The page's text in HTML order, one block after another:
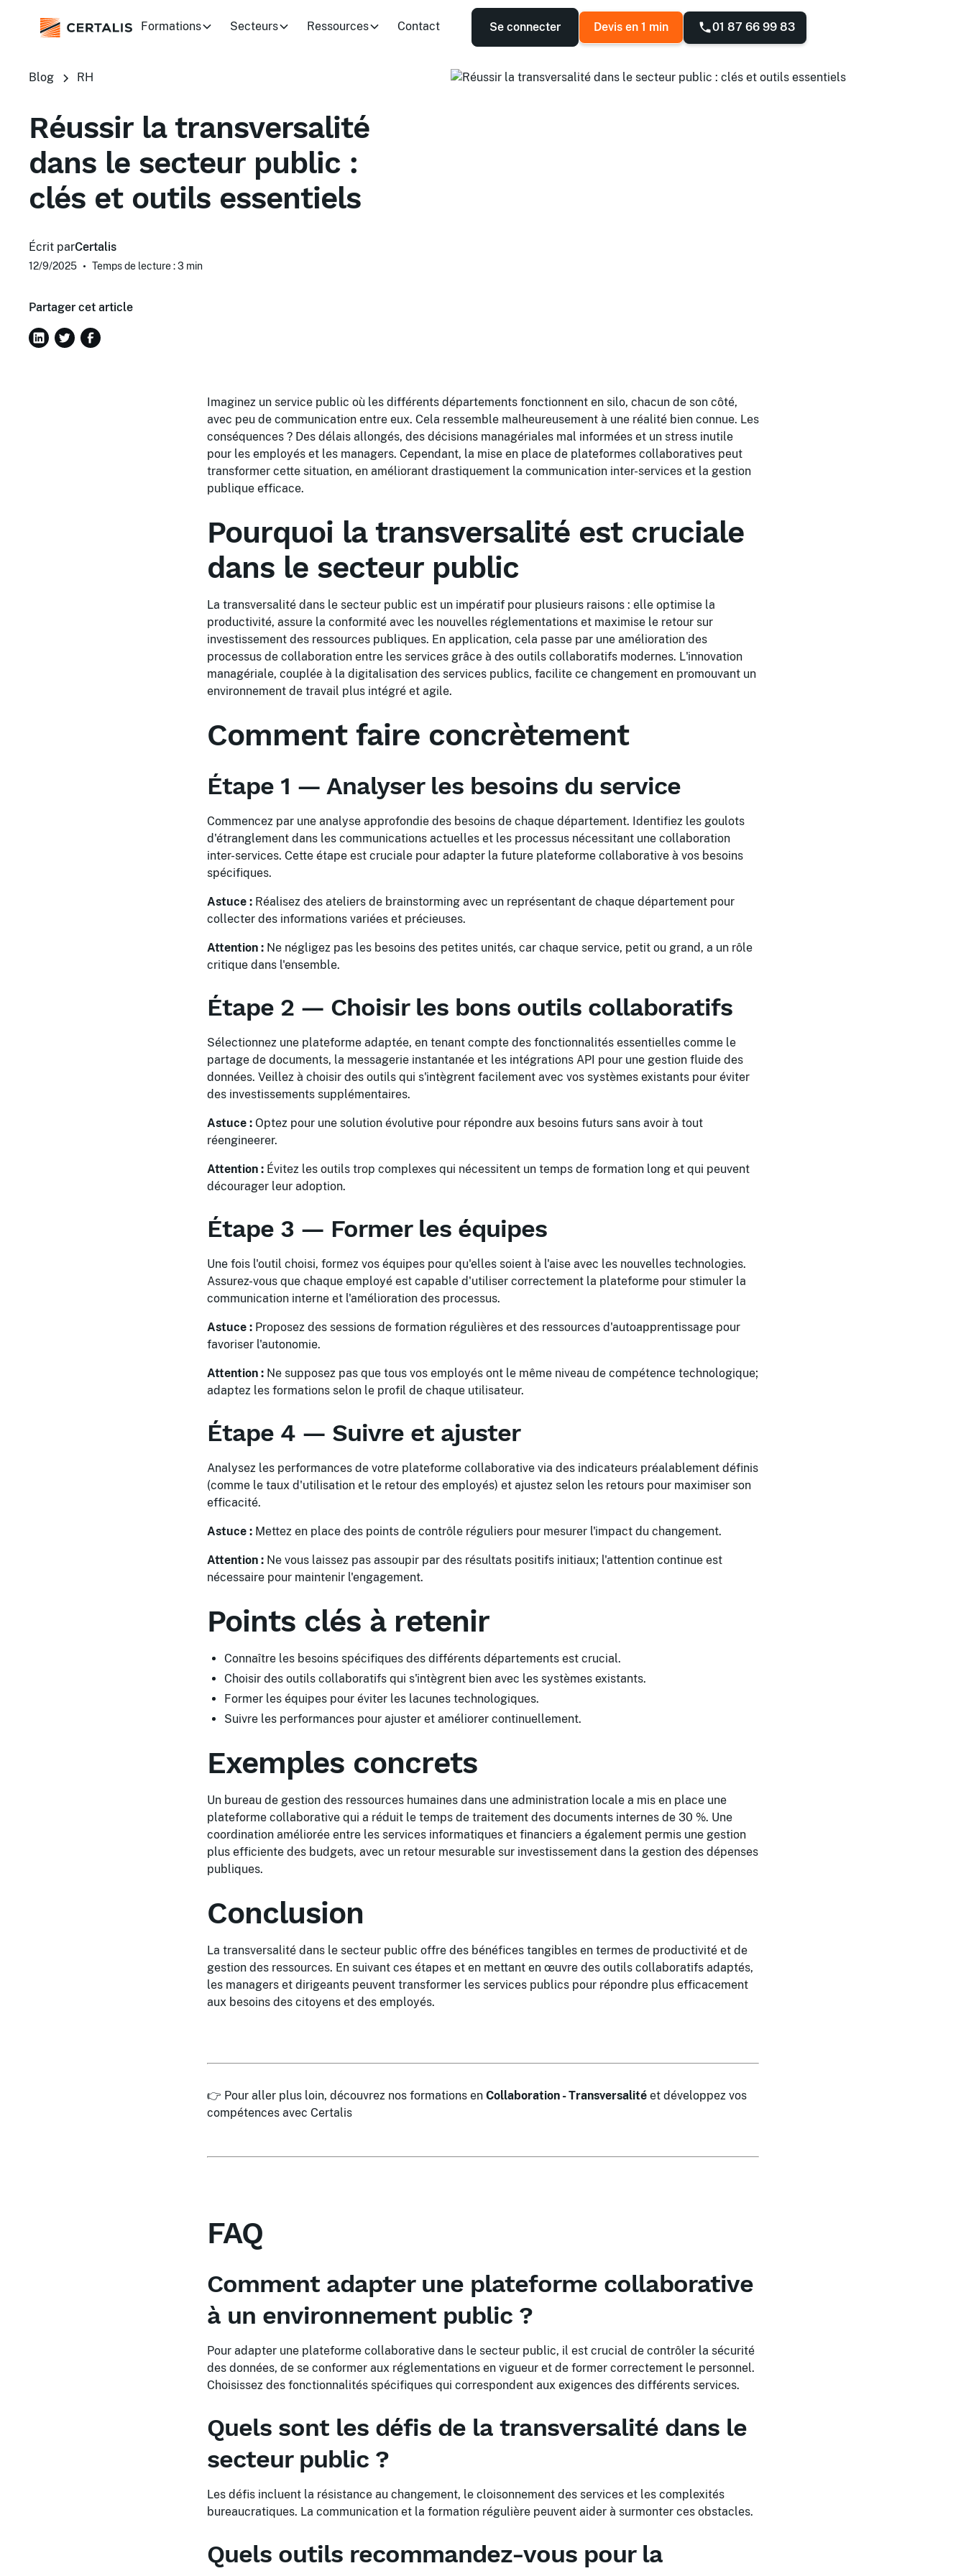
Formations Secteurs Ressources Contact Se connecter Devis en 1 min 01 87 66 99 83
Blog RH
Réussir la transversalité
dans le secteur public :
clés et outils essentiels
Écrit parCertalis
12/9/2025 • Temps de lecture : 3 min
Partager cet article
Imaginez un service public où les différents départements fonctionnent en silo, chacun de son côté,
avec peu de communication entre eux. Cela ressemble malheureusement à une réalité bien connue. Les
conséquences ? Des délais allongés, des décisions managériales mal informées et un stress inutile
pour les employés et les managers. Cependant, la mise en place de plateformes collaboratives peut
transformer cette situation, en améliorant drastiquement la communication inter-services et la gestion
publique efficace.
Pourquoi la transversalité est cruciale
dans le secteur public
La transversalité dans le secteur public est un impératif pour plusieurs raisons : elle optimise la
productivité, assure la conformité avec les nouvelles réglementations et maximise le retour sur
investissement des ressources publiques. En application, cela passe par une amélioration des
processus de collaboration entre les services grâce à des outils collaboratifs modernes. L'innovation
managériale, couplée à la digitalisation des services publics, facilite ce changement en promouvant un
environnement de travail plus intégré et agile.
Comment faire concrètement
Étape 1 — Analyser les besoins du service
Commencez par une analyse approfondie des besoins de chaque département. Identifiez les goulots
d'étranglement dans les communications actuelles et les processus nécessitant une collaboration
inter-services. Cette étape est cruciale pour adapter la future plateforme collaborative à vos besoins
spécifiques.
Astuce : Réalisez des ateliers de brainstorming avec un représentant de chaque département pour
collecter des informations variées et précieuses.
Attention : Ne négligez pas les besoins des petites unités, car chaque service, petit ou grand, a un rôle
critique dans l'ensemble.
Étape 2 — Choisir les bons outils collaboratifs
Sélectionnez une plateforme adaptée, en tenant compte des fonctionnalités essentielles comme le
partage de documents, la messagerie instantanée et les intégrations API pour une gestion fluide des
données. Veillez à choisir des outils qui s'intègrent facilement avec vos systèmes existants pour éviter
des investissements supplémentaires.
Astuce : Optez pour une solution évolutive pour répondre aux besoins futurs sans avoir à tout
réengineerer.
Attention : Évitez les outils trop complexes qui nécessitent un temps de formation long et qui peuvent
décourager leur adoption.
Étape 3 — Former les équipes
Une fois l'outil choisi, formez vos équipes pour qu'elles soient à l'aise avec les nouvelles technologies.
Assurez-vous que chaque employé est capable d'utiliser correctement la plateforme pour stimuler la
communication interne et l'amélioration des processus.
Astuce : Proposez des sessions de formation régulières et des ressources d'autoapprentissage pour
favoriser l'autonomie.
Attention : Ne supposez pas que tous vos employés ont le même niveau de compétence technologique;
adaptez les formations selon le profil de chaque utilisateur.
Étape 4 — Suivre et ajuster
Analysez les performances de votre plateforme collaborative via des indicateurs préalablement définis
(comme le taux d'utilisation et le retour des employés) et ajustez selon les retours pour maximiser son
efficacité.
Astuce : Mettez en place des points de contrôle réguliers pour mesurer l'impact du changement.
Attention : Ne vous laissez pas assoupir par des résultats positifs initiaux; l'attention continue est
nécessaire pour maintenir l'engagement.
Points clés à retenir
Connaître les besoins spécifiques des différents départements est crucial.
Choisir des outils collaboratifs qui s'intègrent bien avec les systèmes existants.
Former les équipes pour éviter les lacunes technologiques.
Suivre les performances pour ajuster et améliorer continuellement.
Exemples concrets
Un bureau de gestion des ressources humaines dans une administration locale a mis en place une
plateforme collaborative qui a réduit le temps de traitement des documents internes de 30 %. Une
coordination améliorée entre les services informatiques et financiers a également permis une gestion
plus efficiente des budgets, avec un retour mesurable sur investissement dans la gestion des dépenses
publiques.
Conclusion
La transversalité dans le secteur public offre des bénéfices tangibles en termes de productivité et de
gestion des ressources. En suivant ces étapes et en mettant en œuvre des outils collaboratifs adaptés,
les managers et dirigeants peuvent transformer les services publics pour répondre plus efficacement
aux besoins des citoyens et des employés.
👉 Pour aller plus loin, découvrez nos formations en Collaboration - Transversalité et développez vos
compétences avec Certalis
FAQ
Comment adapter une plateforme collaborative
à un environnement public ?
Pour adapter une plateforme collaborative dans le secteur public, il est crucial de contrôler la sécurité
des données, de se conformer aux réglementations en vigueur et de former correctement le personnel.
Choisissez des fonctionnalités spécifiques qui correspondent aux exigences des différents services.
Quels sont les défis de la transversalité dans le
secteur public ?
Les défis incluent la résistance au changement, le cloisonnement des services et les complexités
bureaucratiques. La communication et la formation régulière peuvent aider à surmonter ces obstacles.
Quels outils recommandez-vous pour la